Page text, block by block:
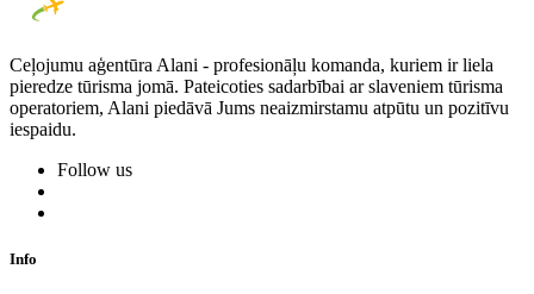
Ceļojumu aģentūra Alani - profesionāļu komanda, kuriem ir liela
pieredze tūrisma jomā. Pateicoties sadarbībai ar slaveniem tūrisma
operatoriem, Alani piedāvā Jums neaizmirstamu atpūtu un pozitīvu
iespaidu.
Follow us
Info